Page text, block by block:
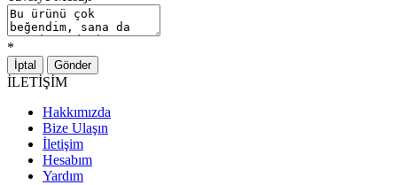
*
İptal Gönder
İLETİŞİM
Hakkımızda
Bize Ulaşın
İletişim
Hesabım
Yardım